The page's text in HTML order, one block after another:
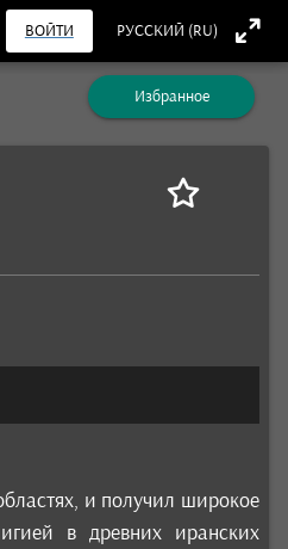
ВОЙТИ РУССКИЙ (RU)
Избранное
и получил широкое
в древних иранских